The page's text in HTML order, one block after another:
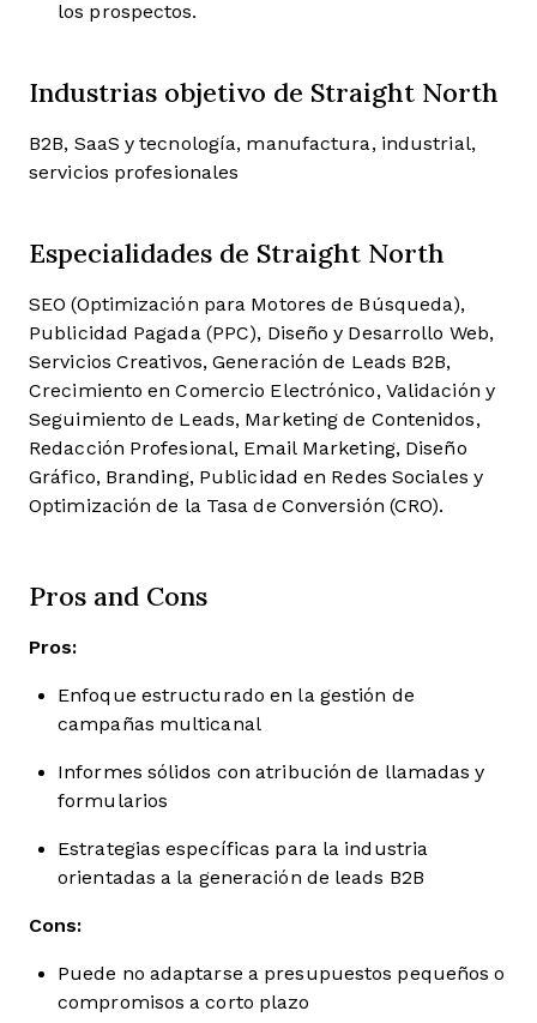
los prospectos.
Industrias objetivo de Straight North
B2B, SaaS y tecnología, manufactura, industrial,
servicios profesionales
Especialidades de Straight North
SEO (Optimización para Motores de Búsqueda),
Publicidad Pagada (PPC), Diseño y Desarrollo Web,
Servicios Creativos, Generación de Leads B2B,
Crecimiento en Comercio Electrónico, Validación y
Seguimiento de Leads, Marketing de Contenidos,
Redacción Profesional, Email Marketing, Diseño
Gráfico, Branding, Publicidad en Redes Sociales y
Optimización de la Tasa de Conversión (CRO).
Pros and Cons
Pros:
Enfoque estructurado en la gestión de
campañas multicanal
Informes sólidos con atribución de llamadas y
formularios
Estrategias específicas para la industria
orientadas a la generación de leads B2B
Cons:
Puede no adaptarse a presupuestos pequeños o
compromisos a corto plazo